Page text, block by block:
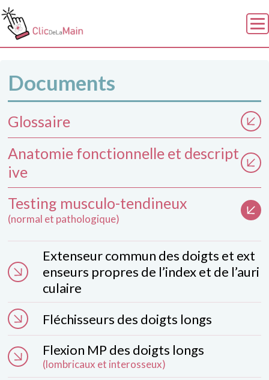
Sources
Annuaire
Documents
Glossaire
Anatomie fonctionnelle et descript
ive
Testing musculo-tendineux
(normal et pathologique)
Extenseur commun des doigts et ext
enseurs propres de l’index et de l’auri
culaire
Fléchisseurs des doigts longs
Flexion MP des doigts longs
(lombricaux et interosseux)